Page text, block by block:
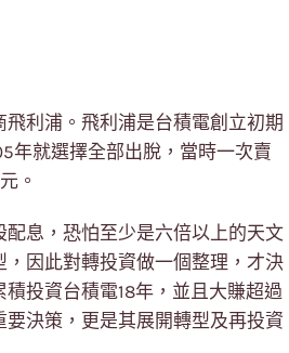
利浦。飛利浦是台積電創立初期
年就選擇全部出脫，當時一次賣
。
息，恐怕至少是六倍以上的天文
因此對轉投資做一個整理，才決
投資台積電18年，並且大賺超過
決策，更是其展開轉型及再投資